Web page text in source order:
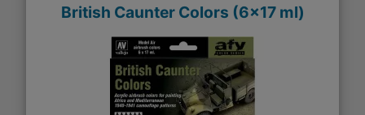
British Caunter Colors (6x17 ml)